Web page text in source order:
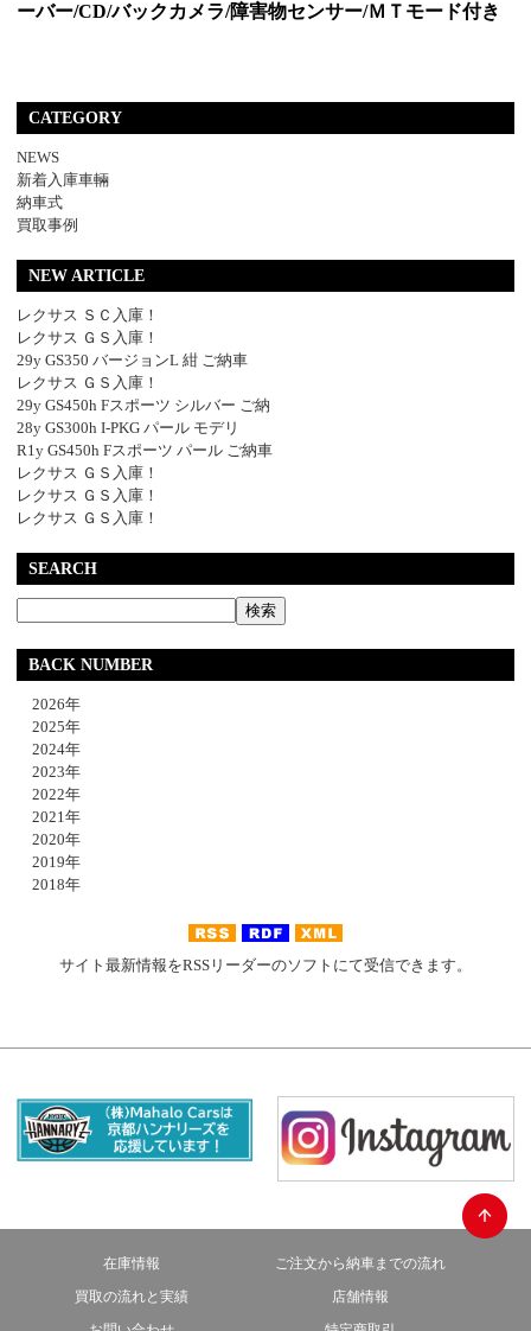
ーバー/CD/バックカメラ/障害物センサー/ＭＴモード付き
CATEGORY
NEWS
新着入庫車輛
納車式
買取事例
NEW ARTICLE
レクサス ＳＣ入庫！
レクサス ＧＳ入庫！
29y GS350 バージョンL 紺 ご納車
レクサス ＧＳ入庫！
29y GS450h Fスポーツ シルバー ご納
28y GS300h I-PKG パール モデリ
R1y GS450h Fスポーツ パール ご納車
レクサス ＧＳ入庫！
レクサス ＧＳ入庫！
レクサス ＧＳ入庫！
SEARCH
BACK NUMBER
2026年
2025年
2024年
2023年
2022年
2021年
2020年
2019年
2018年
サイト最新情報をRSSリーダーのソフトにて受信できます。
在庫情報
ご注文から納車までの流れ
買取の流れと実績
店舗情報